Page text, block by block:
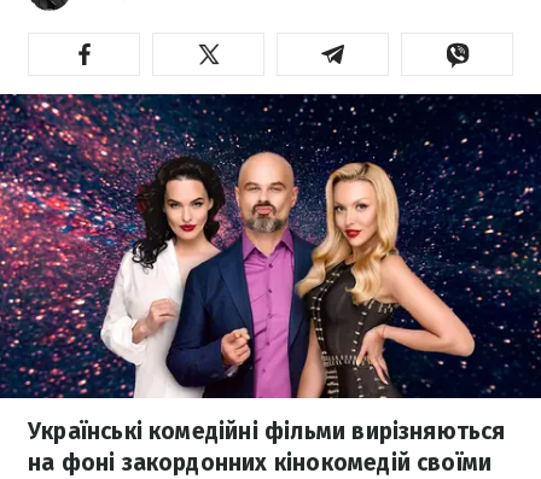
Українські комедійні фільми вирізняються
на фоні закордонних кінокомедій своїми